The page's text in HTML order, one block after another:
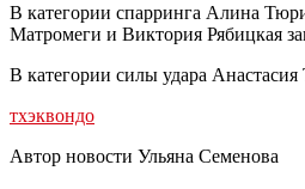
В категории спарринга Алина
Матромеги и Виктория Рябицкая
В категории силы удара Анастасия
тхэквондо
Автор новости Ульяна Семенова